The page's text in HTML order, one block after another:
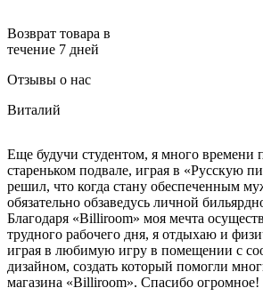
Возврат товара в
течение 7 дней
Отзывы о нас
Виталий
Еще будучи студентом, я много времени
стареньком подвале, играя в «Русскую
решил, что когда стану обеспеченным
обязательно обзаведусь личной
Благодаря «Billiroom» моя мечта
трудного рабочего дня, я отдыхаю и
играя в любимую игру в помещении с
дизайном, создать который помогли
магазина «Billiroom». Спасибо огромное!